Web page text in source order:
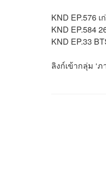
KND EP.576
KND EP.584
KND EP.33
ลิงก์เข้ากลุ่ม ‘